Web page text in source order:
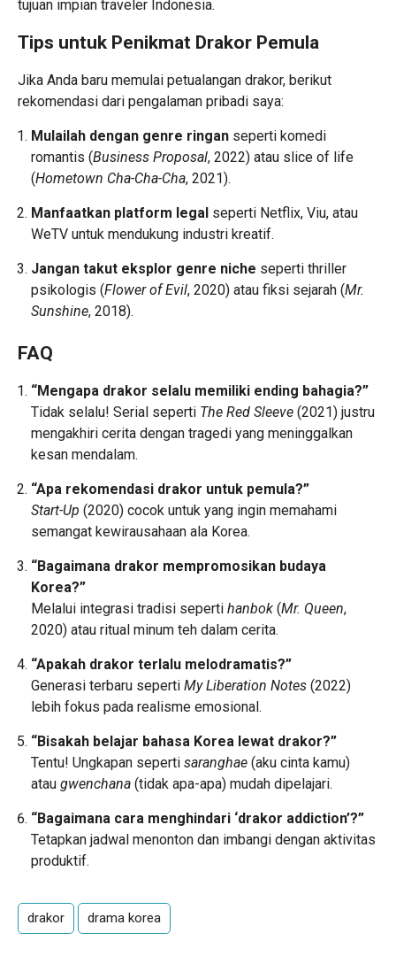
tujuan impian traveler Indonesia.
Tips untuk Penikmat Drakor Pemula
Jika Anda baru memulai petualangan drakor, berikut
rekomendasi dari pengalaman pribadi saya:
Mulailah dengan genre ringan seperti komedi
romantis (Business Proposal, 2022) atau slice of life
(Hometown Cha-Cha-Cha, 2021).
Manfaatkan platform legal seperti Netflix, Viu, atau
WeTV untuk mendukung industri kreatif.
Jangan takut eksplor genre niche seperti thriller
psikologis (Flower of Evil, 2020) atau fiksi sejarah (Mr.
Sunshine, 2018).
FAQ
“Mengapa drakor selalu memiliki ending bahagia?”
Tidak selalu! Serial seperti The Red Sleeve (2021) justru
mengakhiri cerita dengan tragedi yang meninggalkan
kesan mendalam.
“Apa rekomendasi drakor untuk pemula?”
Start-Up (2020) cocok untuk yang ingin memahami
semangat kewirausahaan ala Korea.
“Bagaimana drakor mempromosikan budaya
Korea?”
Melalui integrasi tradisi seperti hanbok (Mr. Queen,
2020) atau ritual minum teh dalam cerita.
“Apakah drakor terlalu melodramatis?”
Generasi terbaru seperti My Liberation Notes (2022)
lebih fokus pada realisme emosional.
“Bisakah belajar bahasa Korea lewat drakor?”
Tentu! Ungkapan seperti saranghae (aku cinta kamu)
atau gwenchana (tidak apa-apa) mudah dipelajari.
“Bagaimana cara menghindari ‘drakor addiction’?”
Tetapkan jadwal menonton dan imbangi dengan aktivitas
produktif.
drakor drama korea